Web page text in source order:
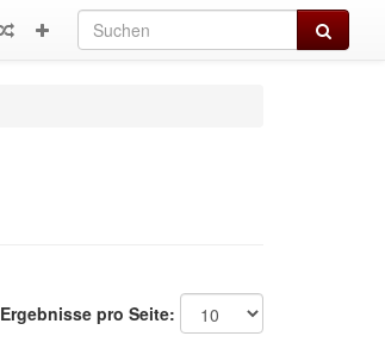
Suchen
Ergebnisse pro Seite: